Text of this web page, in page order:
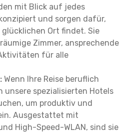
mit Blick auf jedes
und sorgen dafür,
glücklichen Ort findet. Sie
Zimmer, ansprechende
für alle
Wenn Ihre Reise beruflich
unsere spezialisierten Hotels
um produktiv und
Ausgestattet mit
High-Speed-WLAN, sind sie